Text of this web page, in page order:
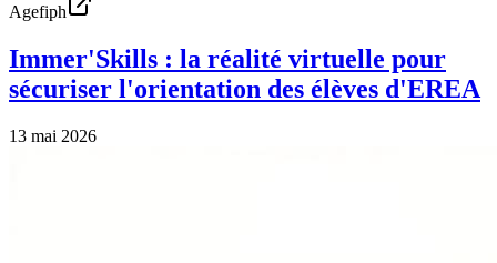
Agefiph
Immer'Skills : la réalité virtuelle pour
sécuriser l'orientation des élèves d'EREA
13 mai 2026